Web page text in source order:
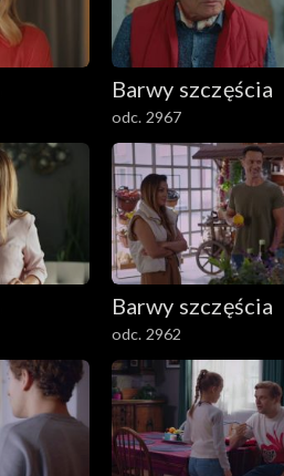
Barwy szczęścia
odc. 2967
Barwy szczęścia
odc. 2962